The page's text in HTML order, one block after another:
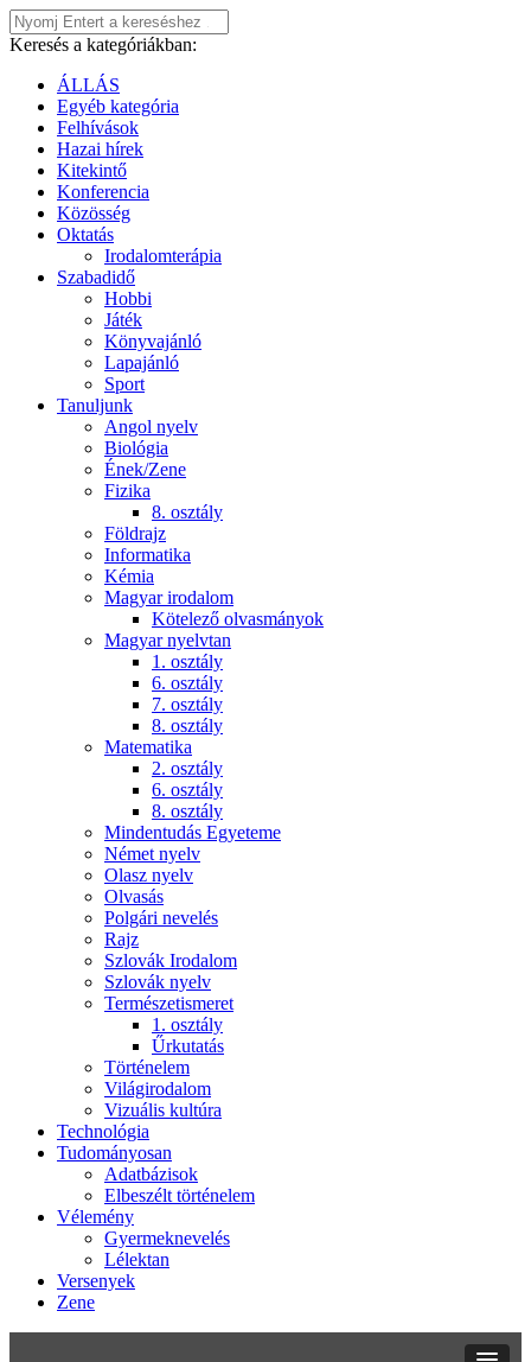
Keresés a kategóriákban:
ÁLLÁS
Egyéb kategória
Felhívások
Hazai hírek
Kitekintő
Konferencia
Közösség
Oktatás
Irodalomterápia
Szabadidő
Hobbi
Játék
Könyvajánló
Lapajánló
Sport
Tanuljunk
Angol nyelv
Biológia
Ének/Zene
Fizika
8. osztály
Földrajz
Informatika
Kémia
Magyar irodalom
Kötelező olvasmányok
Magyar nyelvtan
1. osztály
6. osztály
7. osztály
8. osztály
Matematika
2. osztály
6. osztály
8. osztály
Mindentudás Egyeteme
Német nyelv
Olasz nyelv
Olvasás
Polgári nevelés
Rajz
Szlovák Irodalom
Szlovák nyelv
Természetismeret
1. osztály
Űrkutatás
Történelem
Világirodalom
Vizuális kultúra
Technológia
Tudományosan
Adatbázisok
Elbeszélt történelem
Vélemény
Gyermeknevelés
Lélektan
Versenyek
Zene